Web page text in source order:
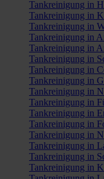
Tankreinigung in
Tankreinigung in
Tankreinigung in
Tankreinigung in
Tankreinigung in
Tankreinigung in
Tankreinigung in
Tankreinigung in
Tankreinigung in
Tankreinigung in
Tankreinigung in
Tankreinigung in
Tankreinigung in
Tankreinigung in
Tankreinigung in
Tankreinigung in